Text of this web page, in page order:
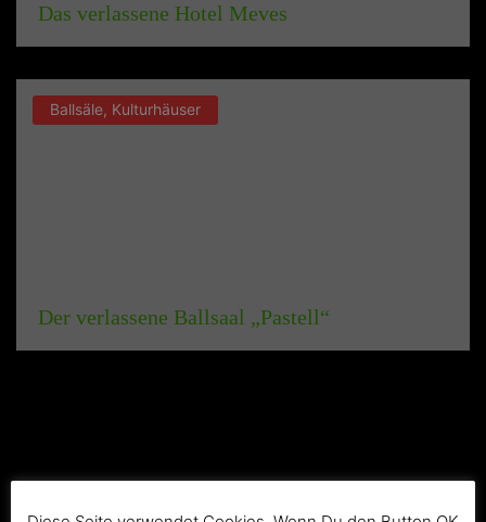
Das verlassene Hotel Meves
Ballsäle, Kulturhäuser
Der verlassene Ballsaal „Pastell“